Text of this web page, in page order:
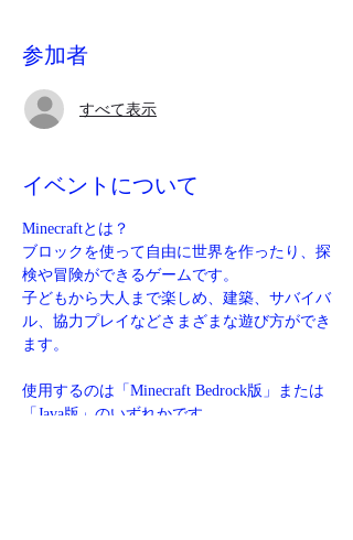
参加者
すべて表示
イベントについて
Minecraftとは？
ブロックを使って自由に世界を作ったり、探
検や冒険ができるゲームです。
子どもから大人まで楽しめ、建築、サバイバ
ル、協力プレイなどさまざまな遊び方ができ
ます。
使用するのは「Minecraft Bedrock版」または
「Java版」のいずれかです。